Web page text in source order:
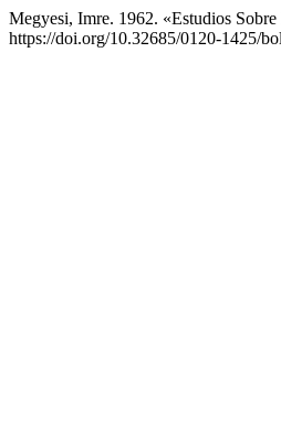
Megyesi, Imre. 1962. «Estudios
https://doi.org/10.32685/0120-1425/